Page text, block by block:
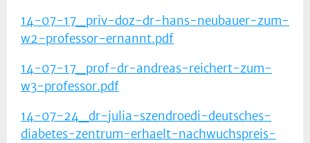
14-07-17_priv-doz-dr-hans-neubauer-zum-
w2-professor-ernannt.pdf
14-07-17_prof-dr-andreas-reichert-zum-
w3-professor.pdf
14-07-24_dr-julia-szendroedi-deutsches-
diabetes-zentrum-erhaelt-nachwuchspreis-